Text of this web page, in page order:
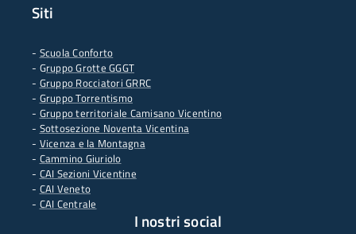
Siti
- Scuola Conforto
- Gruppo Grotte GGGT
- Gruppo Rocciatori GRRC
- Gruppo Torrentismo
- Gruppo territoriale Camisano Vicentino
- Sottosezione Noventa Vicentina
- Vicenza e la Montagna
- Cammino Giuriolo
- CAI Sezioni Vicentine
- CAI Veneto
- CAI Centrale
I nostri social